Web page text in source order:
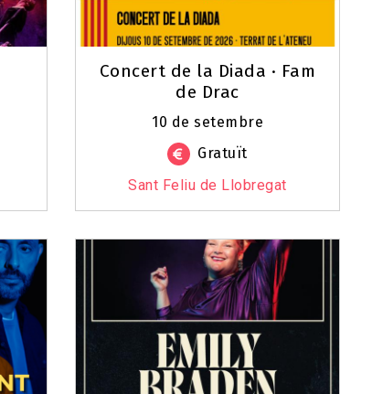
Concert de la Diada · Fam
de Drac
10 de setembre
Gratuït
Sant Feliu de Llobregat